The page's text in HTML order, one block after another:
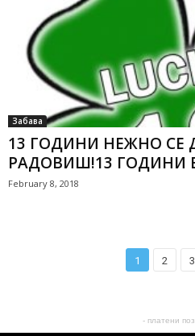
Забава
13 ГОДИНИ НЕЖНО СЕ
РАДОВИШ!13 ГОДИНИ
February 8, 2018
1 2 3
- платени